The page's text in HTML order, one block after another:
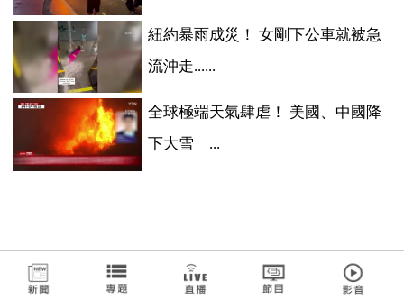
紐約暴雨成災！ 女剛下公車就被急
流沖走......
全球極端天氣肆虐！ 美國、中國降
下大雪 ...